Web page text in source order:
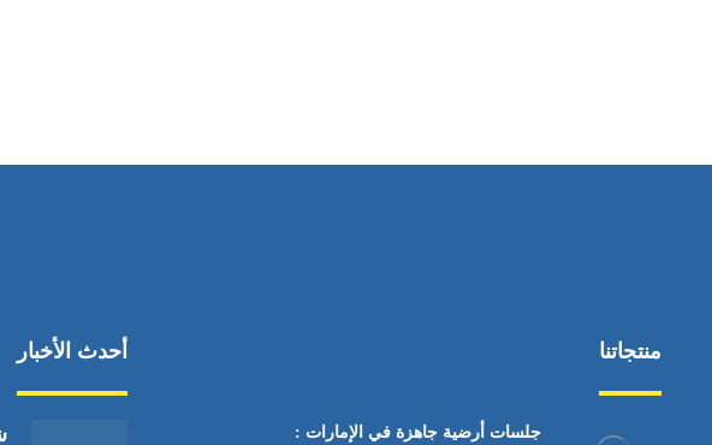
منتجاتنا
جلسات أرضية جاهزة في الإمارات :
أحدث الأخبار